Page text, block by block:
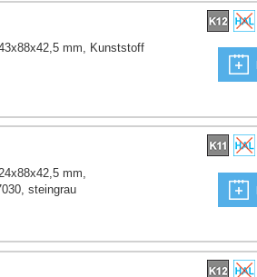
mm, Kunststoff
mm,
steingrau